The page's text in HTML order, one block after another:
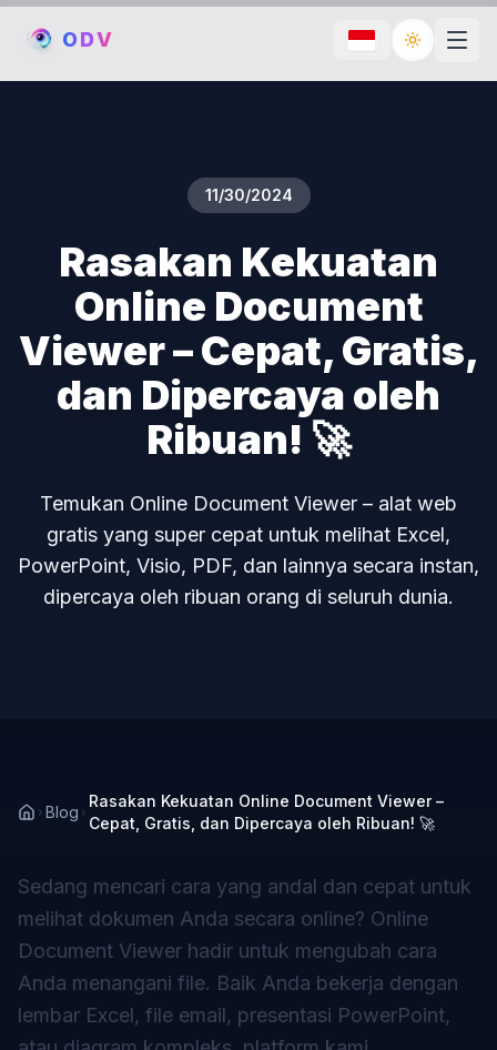
ODV Toggle
11/30/2024
Rasakan Kekuatan
Online Document
Viewer – Cepat, Gratis,
dan Dipercaya oleh
Ribuan! 🚀
Temukan Online Document Viewer – alat web
gratis yang super cepat untuk melihat Excel,
PowerPoint, Visio, PDF, dan lainnya secara instan,
dipercaya oleh ribuan orang di seluruh dunia.
Blog
Rasakan Kekuatan Online Document Viewer –
Cepat, Gratis, dan Dipercaya oleh Ribuan! 🚀
Sedang mencari cara yang andal dan cepat untuk
melihat dokumen Anda secara online? Online
Document Viewer hadir untuk mengubah cara
Anda menangani file. Baik Anda bekerja dengan
lembar Excel, file email, presentasi PowerPoint,